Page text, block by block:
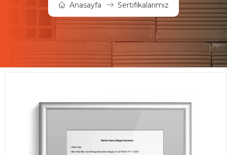
Anasayfa Sertifikalarımız